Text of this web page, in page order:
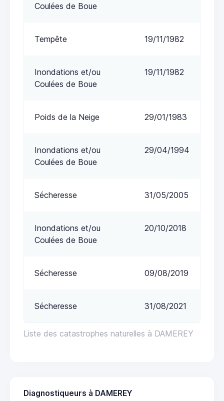
Liste des catastrophes naturelles à DAMEREY
Coulées de Boue
Tempête 19/11/1982
Inondations et/ou
Coulées de Boue
19/11/1982
Poids de la Neige 29/01/1983
Inondations et/ou
Coulées de Boue
29/04/1994
Sécheresse 31/05/2005
Inondations et/ou
Coulées de Boue
20/10/2018
Sécheresse 09/08/2019
Sécheresse 31/08/2021
Diagnostiqueurs à DAMEREY